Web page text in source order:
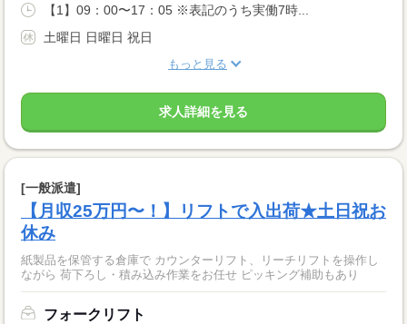
【1】09：00〜17：05 ※表記のうち実働7時...
土曜日 日曜日 祝日
もっと見る
求人詳細を見る
[一般派遣]
【月収25万円〜！】リフトで入出荷★土日祝お
休み
紙製品を保管する倉庫で カウンターリフト、リーチリフトを操作し
ながら 荷下ろし・積み込み作業をお任せ ピッキング補助もあり
フォークリフト